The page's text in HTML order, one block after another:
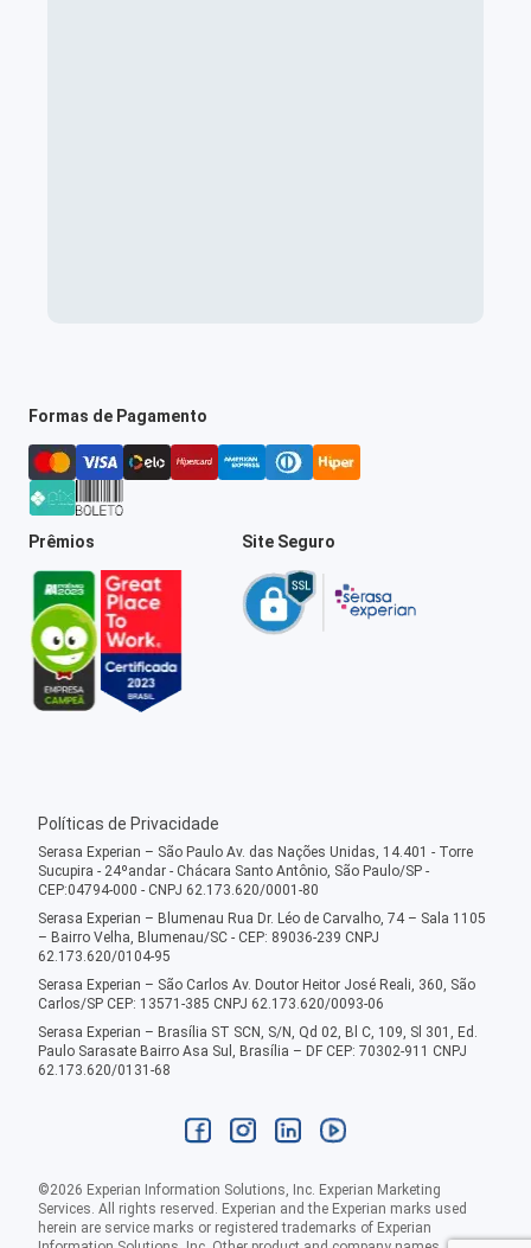
Formas de Pagamento
Prêmios Site Seguro
Políticas de Privacidade
Serasa Experian – São Paulo Av. das Nações Unidas, 14.401 - Torre
Sucupira - 24ºandar - Chácara Santo Antônio, São Paulo/SP -
CEP:04794-000 - CNPJ 62.173.620/0001-80
Serasa Experian – Blumenau Rua Dr. Léo de Carvalho, 74 – Sala 1105
– Bairro Velha, Blumenau/SC - CEP: 89036-239 CNPJ
62.173.620/0104-95
Serasa Experian – São Carlos Av. Doutor Heitor José Reali, 360, São
Carlos/SP CEP: 13571-385 CNPJ 62.173.620/0093-06
Serasa Experian – Brasília ST SCN, S/N, Qd 02, Bl C, 109, Sl 301, Ed.
Paulo Sarasate Bairro Asa Sul, Brasília – DF CEP: 70302-911 CNPJ
62.173.620/0131-68
©2026 Experian Information Solutions, Inc. Experian Marketing
Services. All rights reserved. Experian and the Experian marks used
herein are service marks or registered trademarks of Experian